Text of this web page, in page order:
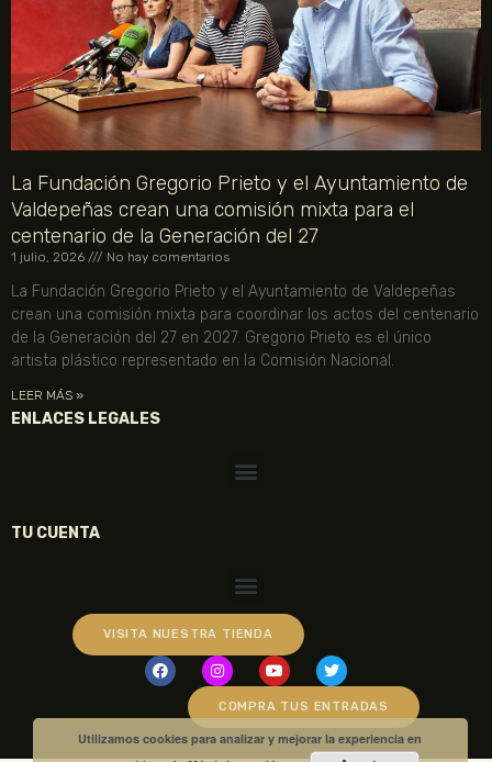
La Fundación Gregorio Prieto y el Ayuntamiento de
Valdepeñas crean una comisión mixta para el
centenario de la Generación del 27
1 julio, 2026 No hay comentarios
La Fundación Gregorio Prieto y el Ayuntamiento de Valdepeñas
crean una comisión mixta para coordinar los actos del centenario
de la Generación del 27 en 2027. Gregorio Prieto es el único
artista plástico representado en la Comisión Nacional.
LEER MÁS »
ENLACES LEGALES
TU CUENTA
VISITA NUESTRA TIENDA
COMPRA TUS ENTRADAS
Utilizamos cookies para analizar y mejorar la experiencia en